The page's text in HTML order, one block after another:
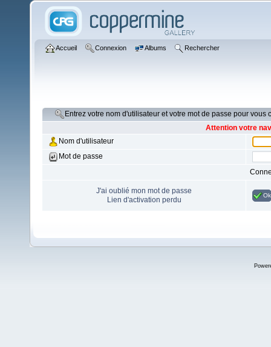
Accueil Connexion Albums Rechercher
Entrez votre nom d'utilisateur et votre mot de passe pour vous
Attention votre
Nom d'utilisateur
Mot de passe
J'ai oublié mon mot de passe
Lien d'activation perdu
Ok